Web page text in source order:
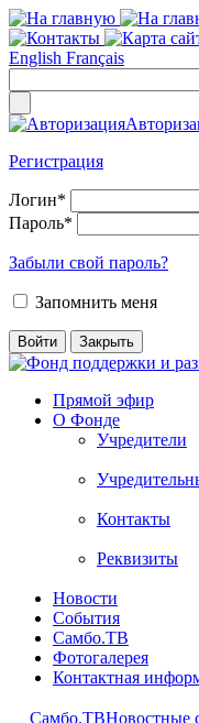
English Français
Регистрация
Логин*
Пароль*
Забыли свой пароль?
Запомнить меня
Прямой эфир
О Фонде
Учредители
Контакты
Реквизиты
Новости
События
Самбо.ТВ
Фотогалерея
Контактная
Самбо.ТВНовостные